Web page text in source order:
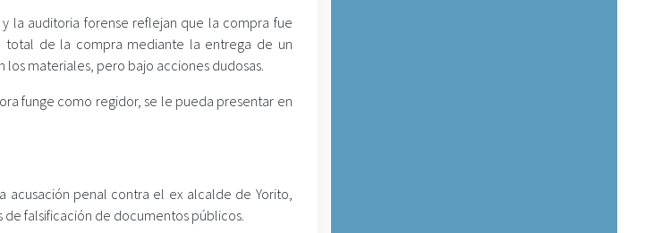
y la auditoria forense reflejan que la compra fue
total de la compra mediante la entrega de un
materiales, pero bajo acciones dudosas.
funge como regidor, se le pueda presentar en
acusación penal contra el ex alcalde de Yorito,
falsificación de documentos públicos.